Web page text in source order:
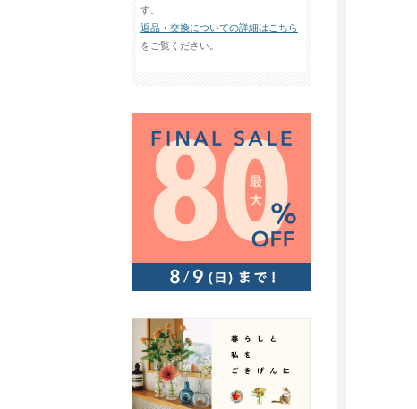
す。
返品・交換についての詳細はこちら
をご覧ください。